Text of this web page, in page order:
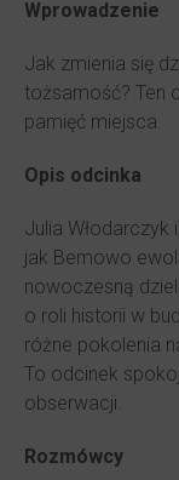
Wprowadzenie
Jak zmienia się
tożsamość? Ten
pamięć miejsca.
Opis odcinka
Julia
jak Bemowo
nowoczesną
o roli historii w
różne pokolenia
To odcinek
obserwacji.
Rozmówcy